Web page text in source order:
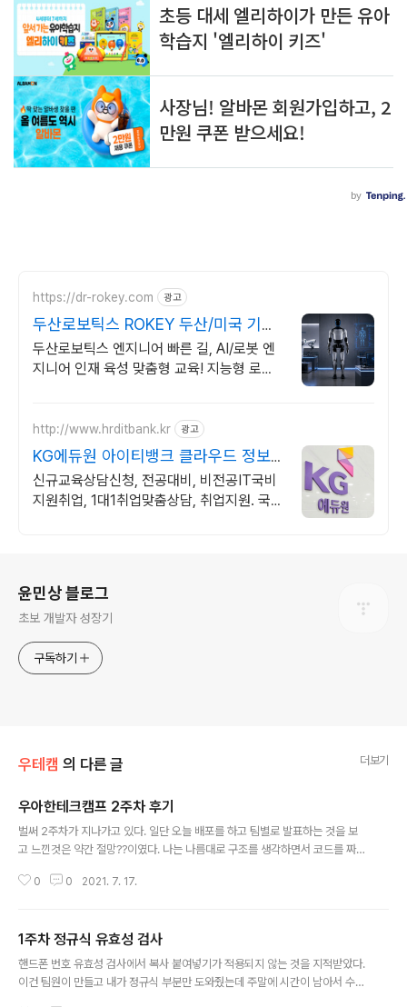
https://dr-rokey.com 광고
두산로보틱스 ROKEY 두산/미국 기업
인턴쉽
두산로보틱스 엔지니어 빠른 길, AI/로봇 엔
지니어 인재 육성 맞춤형 교육! 지능형 로봇
http://www.hrditbank.kr 광고
KG에듀원 아이티뱅크 클라우드 정보
보안 취업반
신규교육상담신청, 전공대비, 비전공IT국비
지원취업, 1대1취업맞춤상담, 취업지원. 국비
윤민상 블로그
초보 개발자 성장기
구독하기
우테캠 의 다른 글 더보기
우아한테크캠프 2주차 후기
벌써 2주차가 지나가고 있다. 일단 오늘 배포를 하고 팀별로 발표하는 것을 보
고 느낀것은 약간 절망??이였다. 나는 나름대로 구조를 생각하면서 코드를 짜고
에서 발표할때도 원래같으면 기능을 내가 설명한다고 했을텐데 기가죽어서 팀
말이안됩니다.), 미니세미나, 결과물들을 보니 우울해질 수 밖에 없었다. 먼저 세
미나를 대충 설명하자면 저번 우테캠에서 우아한형제들에 입사를 한 장해민?
이란분은 지금도 밥먹는 시간외에 코딩만 한다고 한다.... 우테캠 프로젝트 결과
0 0 2021. 7. 17.
1주차 정규식 유효성 검사
핸드폰 번호 유효성 검사에서 복사 붙여넣기가 적용되지 않는 것을 지적받았다.
이건 팀원이 만들고 내가 정규식 부분만 도와줬는데 주말에 시간이 남아서 수정